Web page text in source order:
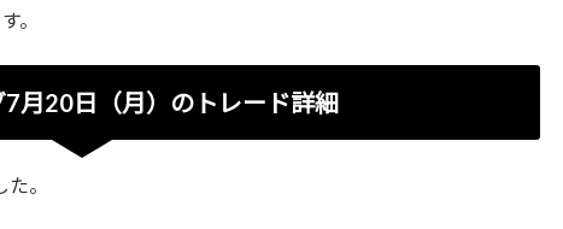
。
月20日（月）のトレード詳細
た。